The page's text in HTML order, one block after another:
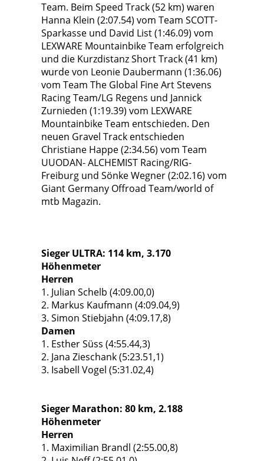
Team. Beim Speed Track (52 km) waren
Hanna Klein (2:07.54) vom Team SCOTT-
Sparkasse und David List (1:46.09) vom
LEXWARE Mountainbike Team erfolgreich
und die Kurzdistanz Short Track (41 km)
wurde von Leonie Daubermann (1:36.06)
vom Team The Global Fine Art Stevens
Racing Team/LG Regens und Jannick
Zurnieden (1:19.39) vom LEXWARE
Mountainbike Team entschieden. Den
neuen Gravel Track entschieden
Christiane Happe (2:34.56) vom Team
UUODAN- ALCHEMIST Racing/RIG-
Freiburg und Sönke Wegner (2:02.16) vom
Giant Germany Offroad Team/world of
mtb Magazin.
Sieger ULTRA: 114 km, 3.170
Höhenmeter
Herren
1. Julian Schelb (4:09.00,0)
2. Markus Kaufmann (4:09.04,9)
3. Simon Stiebjahn (4:09.17,8)
Damen
1. Esther Süss (4:55.44,3)
2. Jana Zieschank (5:23.51,1)
3. Isabell Vogel (5:31.02,4)
Sieger Marathon: 80 km, 2.188
Höhenmeter
Herren
1. Maximilian Brandl (2:55.00,8)